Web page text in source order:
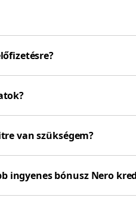
van szükségem?
ingyenes bónusz Nero